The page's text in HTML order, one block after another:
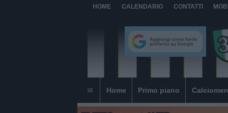
HOME CALENDARIO CONTATTI
Home Primo piano